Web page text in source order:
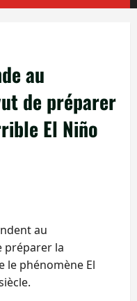
au
de préparer
El Niño
au
préparer la
le phénomène El